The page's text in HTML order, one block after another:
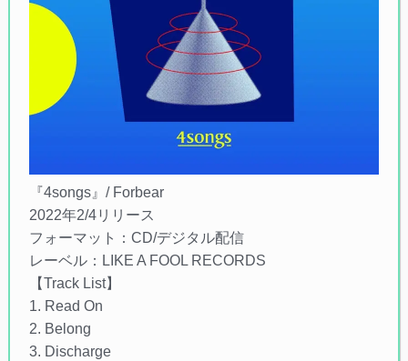
『4songs』/ Forbear
2022年2/4リリース
フォーマット：CD/デジタル配信
レーベル：LIKE A FOOL RECORDS
【Track List】
1. Read On
2. Belong
3. Discharge